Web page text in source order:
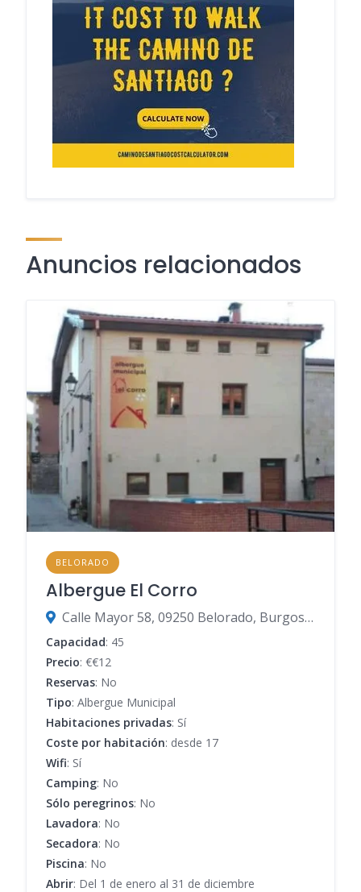
Anuncios relacionados
BELORADO
Albergue El Corro
Calle Mayor 58, 09250 Belorado, Burgos, España
Capacidad: 45
Precio: €€12
Reservas: No
Tipo: Albergue Municipal
Habitaciones privadas: Sí
Coste por habitación: desde 17
Wifi: Sí
Camping: No
Sólo peregrinos: No
Lavadora: No
Secadora: No
Piscina: No
Abrir: Del 1 de enero al 31 de diciembre